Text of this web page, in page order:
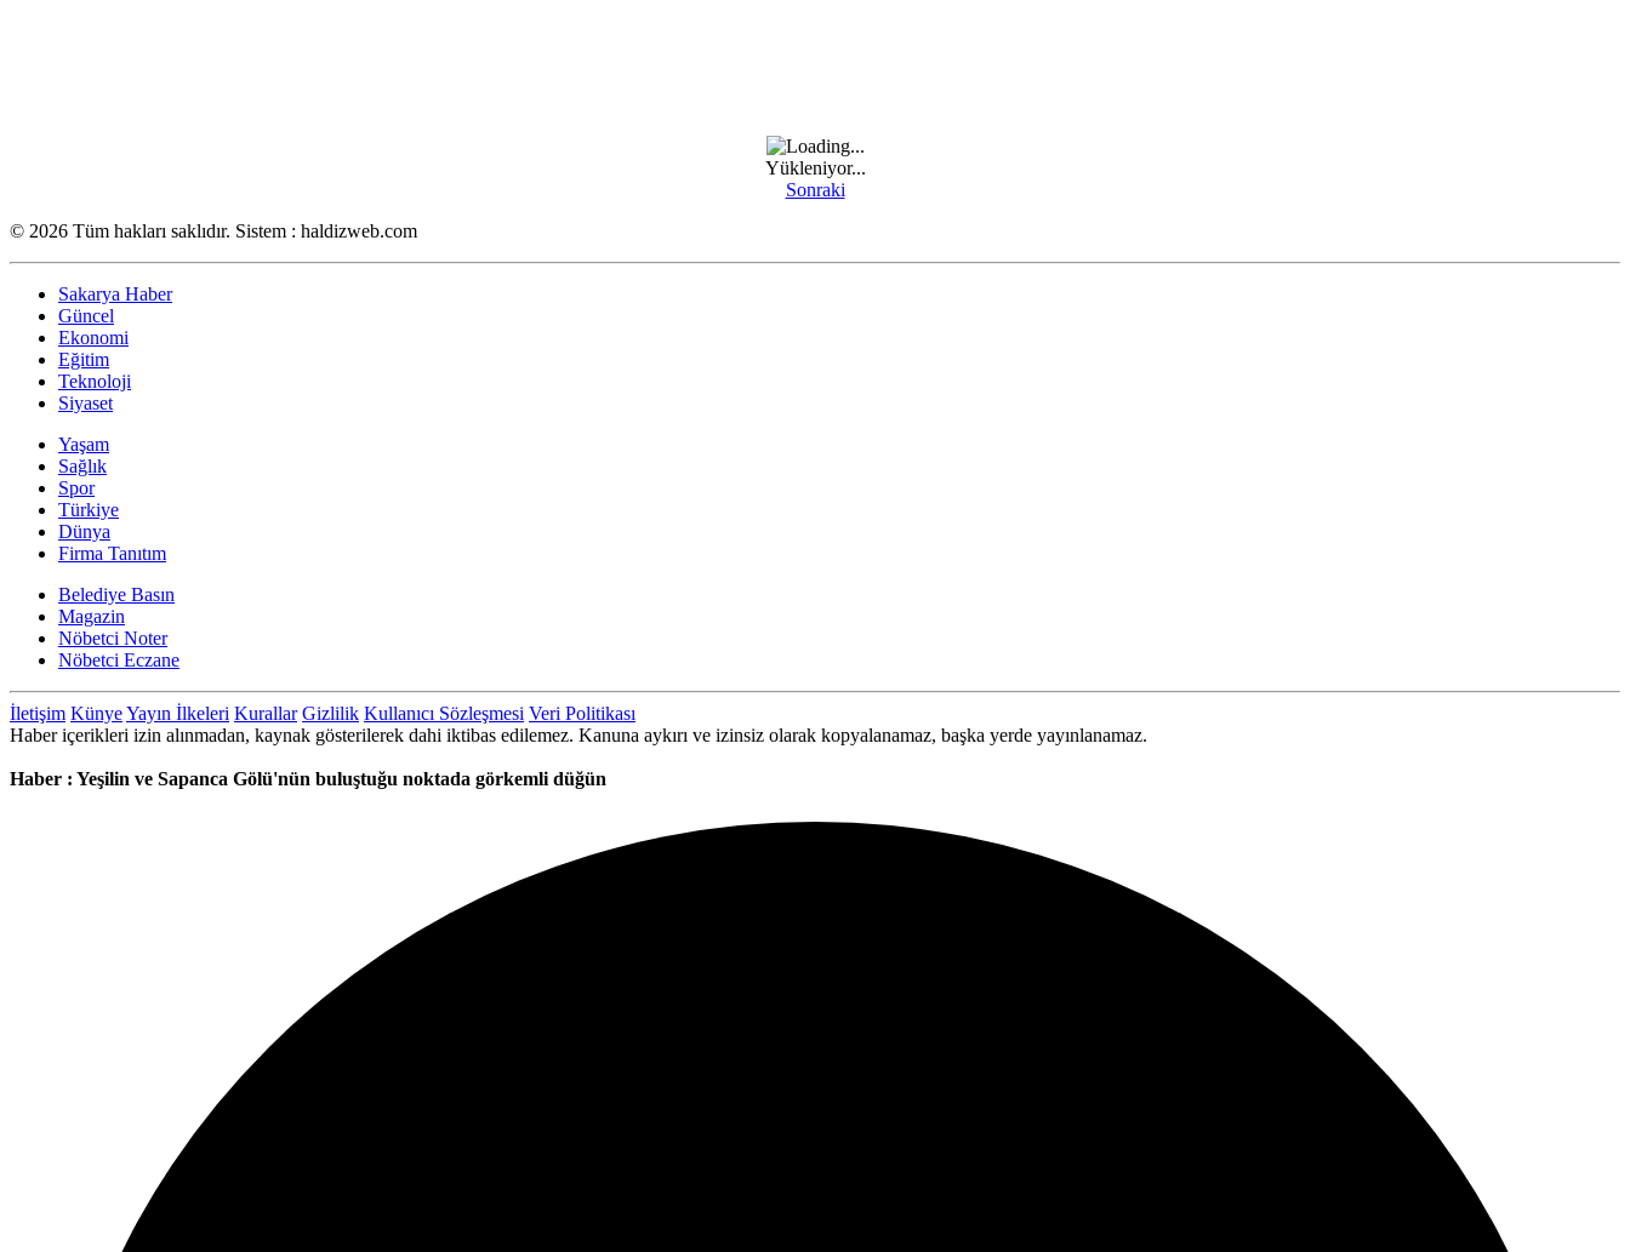
Yükleniyor...
Sonraki
© 2026 Tüm hakları saklıdır. Sistem : haldizweb.com
Sakarya Haber
Güncel
Ekonomi
Eğitim
Teknoloji
Siyaset
Yaşam
Sağlık
Spor
Türkiye
Dünya
Firma Tanıtım
Belediye Basın
Magazin
Nöbetci Noter
Nöbetci Eczane
İletişim KünyeYayın İlkeleri Kurallar Gizlilik Kullanıcı Sözleşmesi Veri Politikası
Haber içerikleri izin alınmadan, kaynak gösterilerek dahi iktibas edilemez. Kanuna aykırı ve izinsiz olarak kopyalanamaz, başka yerde yayınlanamaz.
Haber : Yeşilin ve Sapanca Gölü'nün buluştuğu noktada görkemli düğün